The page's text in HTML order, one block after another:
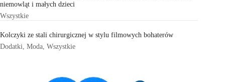
niemowląt i małych dzieci
Wszystkie
Kolczyki ze stali chirurgicznej w stylu filmowych bohaterów
Dodatki Moda Wszystkie